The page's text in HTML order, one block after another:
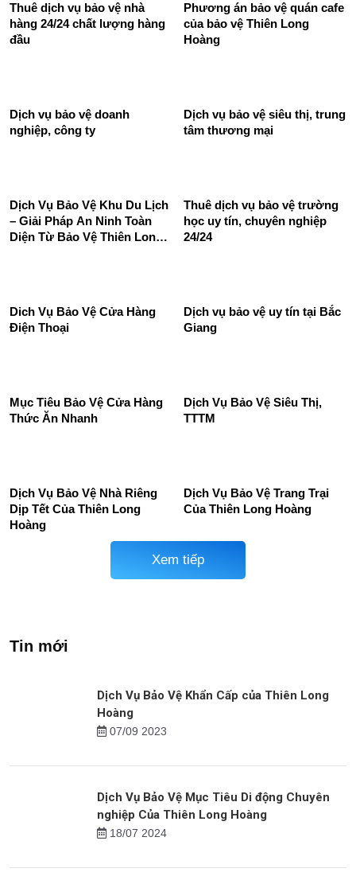
Thuê Dịch Vụ Bảo Vệ Khu
Công Nghiệp 24/24 Tốt
Chuyên Nghiệp
Dịch Vụ Bảo Vệ Cửa Hàng –
Phương Án Đối Phó Với Đối
Tượng Xâm Nhập Từ Bên
Thuê dịch vụ bảo vệ nhà
hàng 24/24 chất lượng hàng
Phương án bảo vệ quán cafe
của bảo vệ Thiên Long
Dịch vụ bảo vệ doanh
nghiệp, công ty
Dịch vụ bảo vệ siêu thị, trung
tâm thương mại
Dịch Vụ Bảo Vệ Khu Du Lịch
– Giải Pháp An Ninh Toàn
Thuê dịch vụ bảo vệ trường
học uy tín, chuyên nghiệp
Dich Vụ Bảo Vệ Cửa Hàng
Dịch vụ bảo vệ uy tín tại Bắc
Mục Tiêu Bảo Vệ Cửa Hàng
Thức Ăn Nhanh
Dịch Vụ Bảo Vệ Siêu Thị,
Hoàng
Tin mới
Dịch Vụ Bảo Vệ Khẩn Cấp của Thiên Long
Hoàng